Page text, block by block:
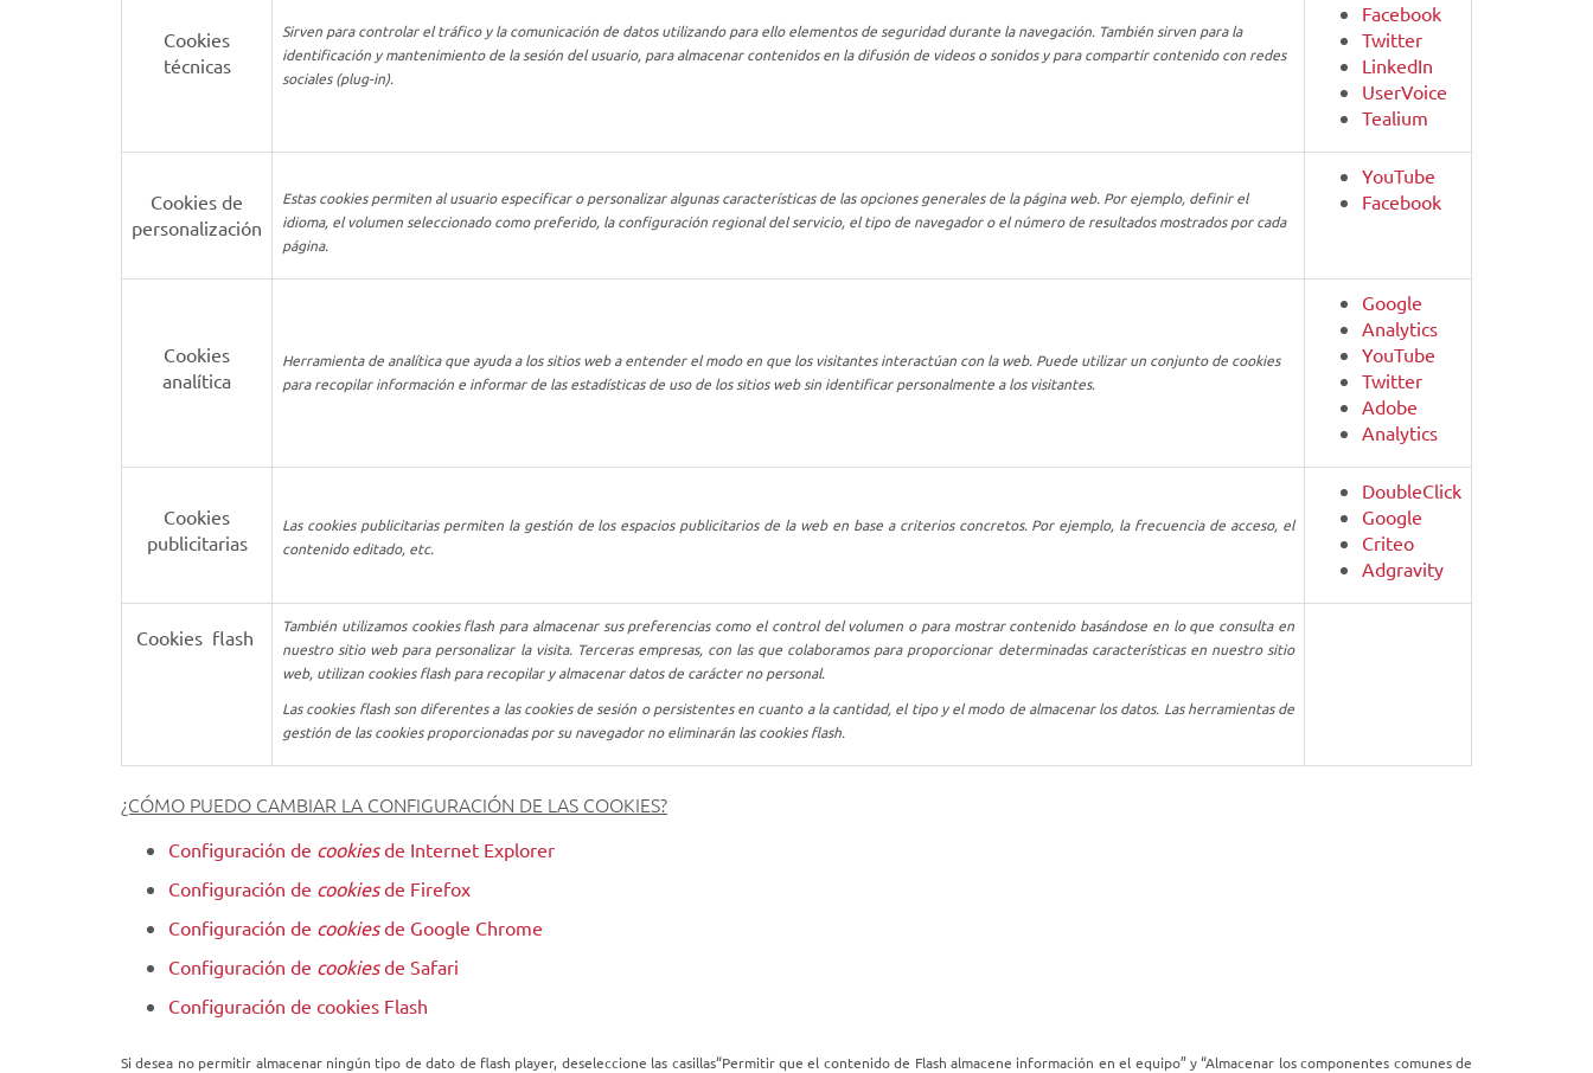
Cookies
técnicas
Sirven para controlar el tráfico y la comunicación de datos utilizando para ello elementos de seguridad durante la navegación. También sirven para la
identificación y mantenimiento de la sesión del usuario, para almacenar contenidos en la difusión de videos o sonidos y para compartir contenido con redes
sociales (plug-in).
Facebook
Twitter
LinkedIn
UserVoice
Tealium
Cookies de
personalización
Estas cookies permiten al usuario especificar o personalizar algunas características de las opciones generales de la página web. Por ejemplo, definir el
idioma, el volumen seleccionado como preferido, la configuración regional del servicio, el tipo de navegador o el número de resultados mostrados por cada
página.
YouTube
Facebook
Cookies
analítica
Herramienta de analítica que ayuda a los sitios web a entender el modo en que los visitantes interactúan con la web. Puede utilizar un conjunto de cookies
para recopilar información e informar de las estadísticas de uso de los sitios web sin identificar personalmente a los visitantes.
Google
Analytics
YouTube
Twitter
Adobe
Analytics
Cookies
publicitarias
Las cookies publicitarias permiten la gestión de los espacios publicitarios de la web en base a criterios concretos. Por ejemplo, la frecuencia de acceso, el
contenido editado, etc.
DoubleClick
Google
Criteo
Adgravity
Cookies flash También utilizamos cookiesflash para almacenar sus preferencias como el control del volumen o para mostrar contenido basándose en lo que consulta en
nuestro sitio web para personalizar la visita. Terceras empresas, con las que colaboramos para proporcionar determinadas características en nuestro sitio
web, utilizan cookiesflash para recopilar y almacenar datos de carácter no personal.
Lascookiesflash son diferentes a lascookiesde sesión o persistentes en cuanto a la cantidad, el tipo y el modo de almacenar los datos. Las herramientas de
gestión de lascookiesproporcionadas por su navegador no eliminarán lascookiesflash.
¿CÓMO PUEDO CAMBIAR LA CONFIGURACIÓN DE LAS COOKIES?
Configuración de cookiesde Internet Explorer
Configuración de cookiesde Firefox
Configuración de cookiesde Google Chrome
Configuración de cookiesde Safari
Configuración de cookies Flash
Si desea no permitir almacenar ningún tipo de dato de flash player, deseleccione las casillas“Permitir que el contenido de Flash almacene información en el equipo” y “Almacenar los componentes comunes de